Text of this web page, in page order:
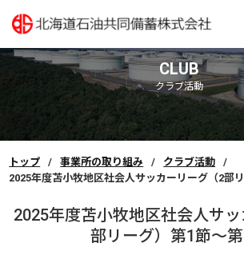
CLUB
クラブ活動
トップ 事業所の取り組み
クラブ活動
2025年度苫小牧地区社会人サッカーリーグ（2部
2025年度苫小牧地区社会人サ
部リーグ）第1節～